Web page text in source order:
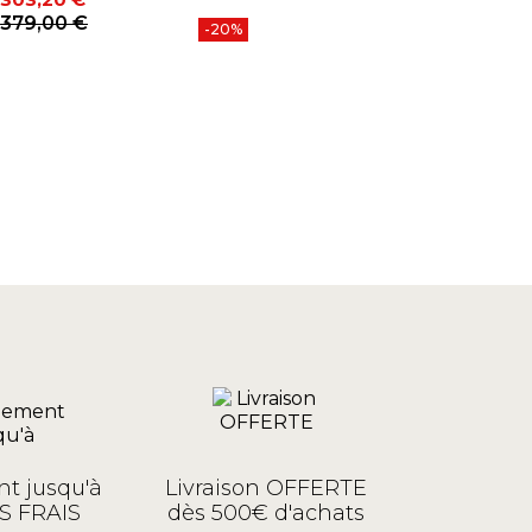
Prix
Prix de base
379,00 € -20%
jusqu'à
FRAIS
Livraison OFFERTE
dès 500€ d'achats